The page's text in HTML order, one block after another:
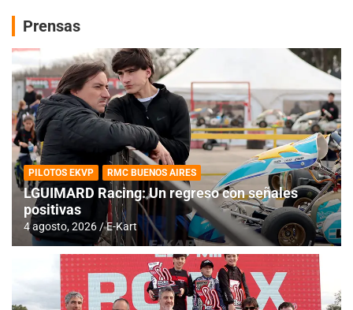
Prensas
PILOTOS EKVP RMC BUENOS AIRES
LGUIMARD Racing: Un regreso con señales
positivas
4 agosto, 2026 E-Kart